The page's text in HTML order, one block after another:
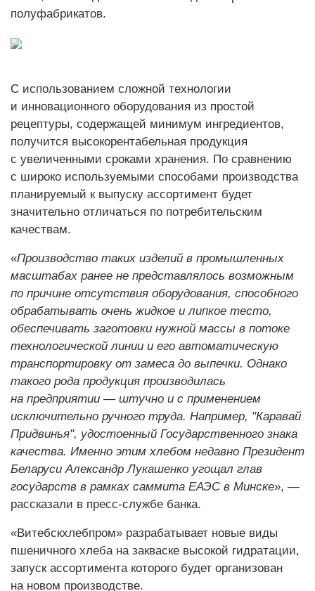
полуфабрикатов.
С использованием сложной технологии
и инновационного оборудования из простой
рецептуры, содержащей минимум ингредиентов,
получится высокорентабельная продукция
с увеличенными сроками хранения. По сравнению
с широко используемыми способами производства
планируемый к выпуску ассортимент будет
значительно отличаться по потребительским
качествам.
«Производство таких изделий в промышленных
масштабах ранее не представлялось возможным
по причине отсутствия оборудования, способного
обрабатывать очень жидкое и липкое тесто,
обеспечивать заготовки нужной массы в потоке
технологической линии и его автоматическую
транспортировку от замеса до выпечки. Однако
такого рода продукция производилась
на предприятии — штучно и с применением
исключительно ручного труда. Например, "Каравай
Придвинья", удостоенный Государственного знака
качества. Именно этим хлебом недавно Президент
Беларуси Александр Лукашенко угощал глав
государств в рамках саммита ЕАЭС в Минске», —
рассказали в пресс-службе банка.
«Витебскхлебпром» разрабатывает новые виды
пшеничного хлеба на закваске высокой гидратации,
запуск ассортимента которого будет организован
на новом производстве.